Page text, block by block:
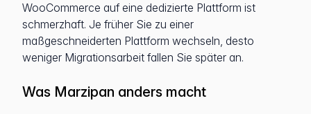
WooCommerce auf eine dedizierte Plattform ist
schmerzhaft. Je früher Sie zu einer
maßgeschneiderten Plattform wechseln, desto
weniger Migrationsarbeit fallen Sie später an.
Was Marzipan anders macht